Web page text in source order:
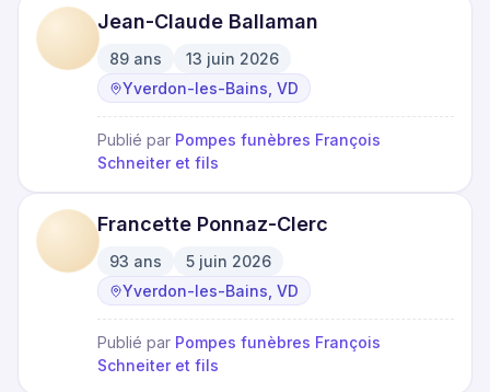
Jean-Claude Ballaman
89 ans
·
13 juin 2026
· Yverdon-les-Bains, VD
Publié par Pompes funèbres François
Schneiter et fils
Francette Ponnaz-Clerc
93 ans
·
5 juin 2026
· Yverdon-les-Bains, VD
Publié par Pompes funèbres François
Schneiter et fils